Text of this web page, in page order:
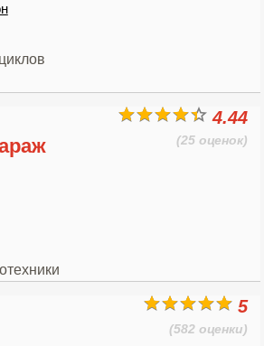
4.44
(25 оценок)
5
(582 оценки)